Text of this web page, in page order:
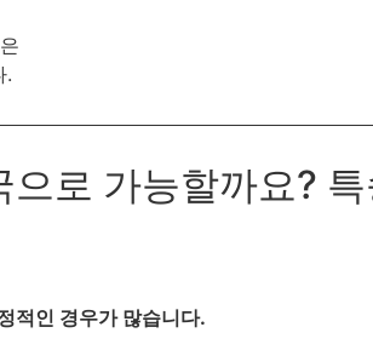
.
로 가능할까요?
적인 경우가 많습니다.